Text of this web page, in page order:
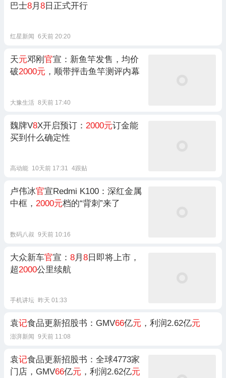
巴士8月 8 日正式开行
红星新闻 6天前 20:20
天元邓刚 官宣：新鱼竿发售，均价
破2000元 ，顺带抨击鱼竿测评内幕
大豫生活 8天前 17:40
魏牌V8X开启预订： 2000元订金能
买到什么确定性
高动能 10天前 17:31 4跟贴
卢伟冰官宣Redmi K100：深红金属
中框， 2000元档的“背刺”来了
数码八叔 9天前 10:16
大众新车官宣： 8月 8 日即将上市，
超2000公里续航
手机讲坛 昨天 01:33
袁记食品更新招股书：GMV66亿元 ，利润2.62亿元
澎湃新闻 9天前 11:08
袁记食品更新招股书：全球4773家
门店，GMV66亿元 ，利润2.62亿元